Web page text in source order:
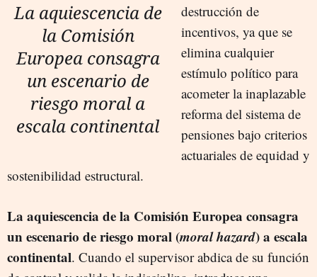
La aquiescencia de
la Comisión
Europea consagra
un escenario de
riesgo moral a
escala continental
destrucción de
incentivos, ya que se
elimina cualquier
estímulo político para
acometer la inaplazable
reforma del sistema de
pensiones bajo criterios
actuariales de equidad y
sostenibilidad estructural.
La aquiescencia de la Comisión Europea consagra
un escenario de riesgo moral (moral hazard) a escala
continental. Cuando el supervisor abdica de su función